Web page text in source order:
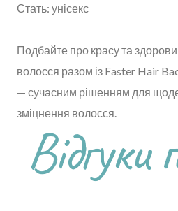
Стать: унісекс
Подбайте про красу та
волосся разом із Faster Hair
— сучасним рішенням для
зміцнення волосся.
Відгуки